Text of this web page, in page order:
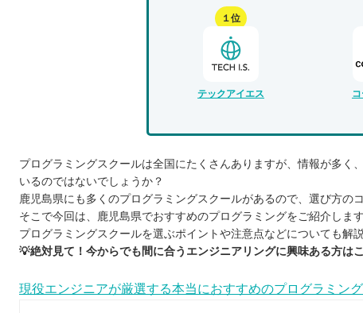
１位
テックアイエス
プログラミングスクールは全国にたくさんありますが、情報が多
いるのではないでしょうか？
鹿児島県にも多くのプログラミングスクールがあるので、選び方の
そこで今回は、鹿児島県でおすすめのプログラミングをご紹介します
プログラミングスクールを選ぶポイントや注意点などについても解
💡絶対見て！今からでも間に合うエンジニアリングに興味ある方は
現役エンジニアが厳選する本当におすすめのプログラミン